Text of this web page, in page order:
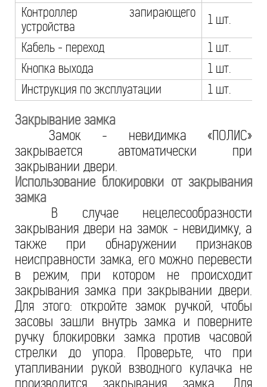
Контроллер запирающего
устройства
1 шт.
Кабель - переход
1 шт.
Кнопка выхода
1 шт.
Инструкция по эксплуатации
1 шт.
Закрывание замка
Замок - невидимка «ПОЛИС»
закрывается автоматически при
закрывании двери.
Использование блокировки от закрывания
замка
В случае нецелесообразности
закрывания двери на замок - невидимку, а
также при обнаружении признаков
неисправности замка, его можно перевести
в режим, при котором не происходит
закрывания замка при закрывании двери.
Для этого: откройте замок ручкой, чтобы
засовы зашли внутрь замка и поверните
ручку блокировки замка против часовой
стрелки до упора. Проверьте, что при
утапливании рукой взводного кулачка не
производится закрывания замка. Для